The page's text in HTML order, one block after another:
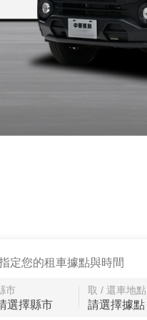
定您的租車據點與時間
市 取 / 還車地點